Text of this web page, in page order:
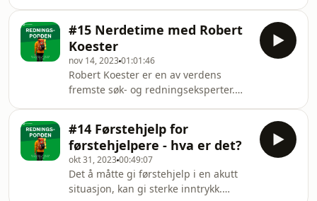
redningstjenesten, og som fagutvikler
i Norsk Folkehjelp laget han
veilederen &quot;redningstjeneste og
personer med økt
selvmordsrisiko&quot;. Vi går
gjennom statistikk, søksmetoder,
myter og mye mer knyttet til denne
savnetgruppen.
#15 Nerdetime med Robert
Koester
nov 14, 202301:01:46
Robert Koester er en av verdens
fremste søk- og redningseksperter.
profesjonelle karriere til fagfeltet. Det
har resultert i et av
redningstjenestens viktigste verktøy:
Lost Person behaviour. I denne
samtalen dykker vi langt ned i teorien,
#14 Førstehjelp for
førstehjelpere - hva er det?
okt 31, 202300:49:07
Det å måtte gi førstehjelp i en akutt
situasjon, kan gi sterke inntrykk.